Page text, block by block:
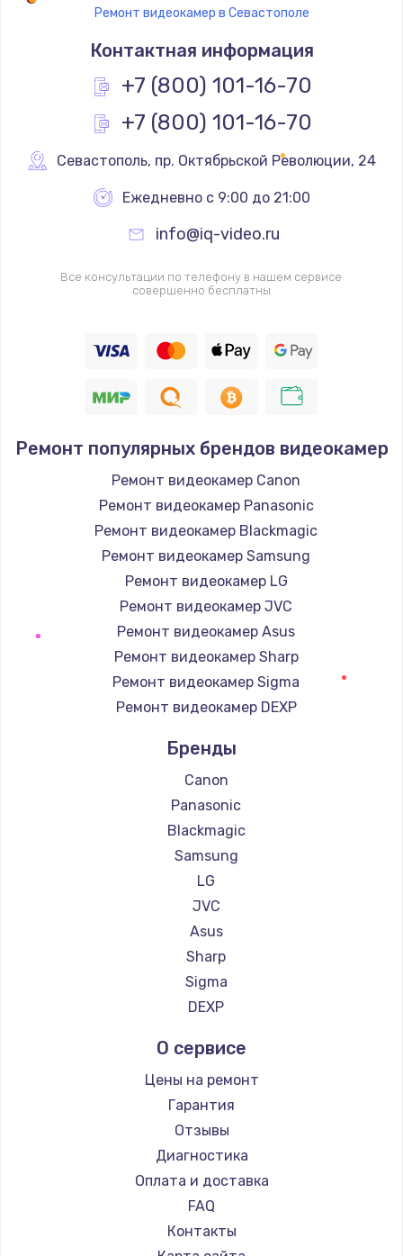
Ремонт видеокамер в Севастополе
Контактная информация
+7 (800) 101-16-70
+7 (800) 101-16-70
Севастополь, пр. Октябрьской Революции, 24
Ежедневно с 9:00 до 21:00
info@iq-video.ru
Все консультации по телефону в нашем сервисе
совершенно бесплатны
Ремонт популярных брендов видеокамер
Ремонт видеокамер Canon
Ремонт видеокамер Panasonic
Ремонт видеокамер Blackmagic
Ремонт видеокамер Samsung
Ремонт видеокамер LG
Ремонт видеокамер JVC
Ремонт видеокамер Asus
Ремонт видеокамер Sharp
Ремонт видеокамер Sigma
Ремонт видеокамер DEXP
Бренды
Canon
Panasonic
Blackmagic
Samsung
LG
JVC
Asus
Sharp
Sigma
DEXP
О сервисе
Цены на ремонт
Гарантия
Отзывы
Диагностика
Оплата и доставка
FAQ
Контакты